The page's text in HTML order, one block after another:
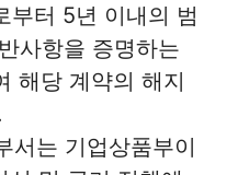
부터 5년 이내의 범
사항을 증명하는
해당 계약의 해지
서는 기업상품부이